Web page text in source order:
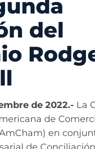
del
de 2022.- La
de
en